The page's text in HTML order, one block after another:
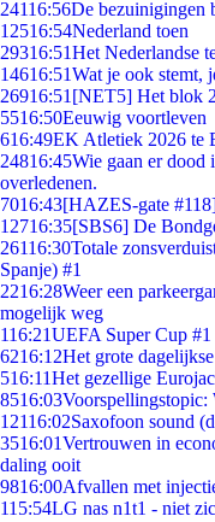
24116:56De bezuinigingen
12516:54Nederland toen
29316:51Het Nederlandse
14616:51Wat je ook stemt,
26916:51 [NET5] Het blok
5516:50Eeuwig voortleven
616:49EK Atletiek 2026 te
24816:45Wie gaan er dood
overledenen.
7016:43[HAZES-gate
12716:35[SBS6] De
26116:30Totale
Spanje) #1
2216:28Weer een
mogelijk weg
116:21UEFA Super Cup
6216:12Het grote
516:11Het gezellige
8516:03Voorspellingstopic:
12116:02Saxofoon sound
3516:01Vertrouwen in
daling ooit
9816:00Afvallen met
115:54LG nas n1t1 - niet